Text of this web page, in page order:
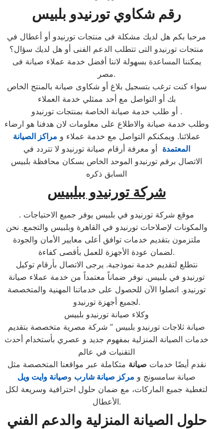
رقم شكاوي تورنيدو بلبيس
مرحبا بكم هل لديك مشكلة فى منتجات تورنيدو أو أعطال في
منتجات تورنيدو التى تتطلب الدعم الفنى أو هل لديك سؤال؟
يمكننا المساعدة بسهولة لاننا أفضل خدمة عملاء صيانة فى
مصر.
سواء كنت ترغب بتسجيل بلاغ أو شكاوى صيانة بالمنتج الخاص
بك أو التواصل مع أحد ممثلي خدمة العملاء
أو طلب خدمة صيانة الخاصة بمنتجات تورنيدو .
وطلب خدمة صيانة والاطلاع على معلومات لان هدفنا هو ارضاء
عملائنا. ويمكنكم التواصل مع خدمة عملاء و مراكز الصيانة
المعتمدة أو معرفة أرقام صيانة تورنيدو لا تتردد في
الاتصال برقم تورنيدو الموحد الخاص بسكان محافظة بلبيس
السابق ذكره
شركة تورنيدو ببلبيس
. موقع شركة تورنيدو في بلبيس يوفر جميع الاحتياجات
والمكونات لإصلاحات تورنيدو في القاهرة وبلبيس والتجمع. نحن
ملتزمون بتقديم خدمات توافق أعلى معايير الأمان والجودة
لضمان عودة الأجهزة للعمل بأقصى كفاءة.
نتطلع لتقديم خدمة نموذجية. يرجى الاتصال بأرقام توكيل
تورنيدو في بلبيس. نوفر ضماناً معتمداً من خدمة عملاء صيانة
تورنيدو. اتصلوا الآن للحصول على خدماتنا المهنية والمتخصصة
لجميع أجهزة تورنيدو.
وكلاء صيانة تورنيدو بلبيس
صيانة ثلاجات تورنيدو بلبيس ” شركة مصرية متخصصة بتقديم
خدمات الصيانة المنزلية بمفهوم جديد و عصري بأستخدام أحدث
التقنيات في عالم
نقدم أيضًا خدمات صيانة متكاملة عبر مواقعنا المتخصصة مثل
صيانة سامسونج و مركز صيانة شارب وصيانة وايت ويل
لتغطية جميع الماركات، مع ضمان حلول احترافية وسريعة لكل
الأعطال.
حلول الصيانة المنزلية والدعم الفني